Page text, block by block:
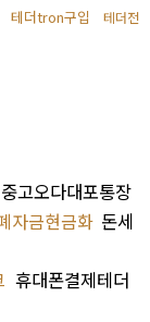
테더tron구입
테더전
중고오다대포통장
자금현금화 돈세
휴대폰결제테더